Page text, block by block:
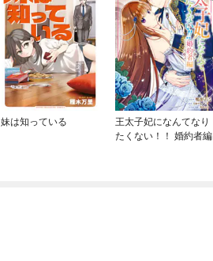
妹は知っている
王太子妃になんてなり
たくない！！ 婚約者編